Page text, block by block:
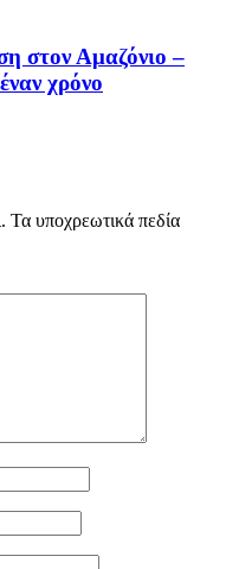
στον Αμαζόνιο –
χρόνο
Τα υποχρεωτικά πεδία